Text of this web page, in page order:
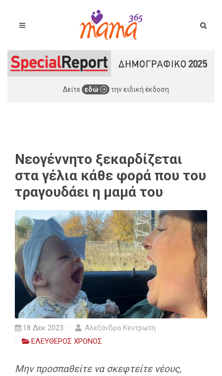
Δείτε εδώ την ειδική έκδοση
Νεογέννητο ξεκαρδίζεται
στα γέλια κάθε φορά που του
τραγουδάει η μαμά του
18 Δεκ 2023
Αλεξάνδρα Κεντρωτή
ΕΛΕΥΘΕΡΟΣ ΧΡΟΝΟΣ
Μην προσπαθείτε να σκεφτείτε νέους,